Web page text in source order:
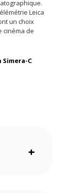
Leica
un choix
cinéma de
C
+